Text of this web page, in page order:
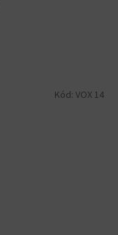
Kód: VOX 14